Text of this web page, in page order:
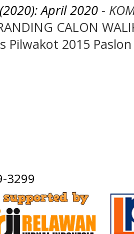
April 2020 -
CALON
Pilwakot 2015
3299